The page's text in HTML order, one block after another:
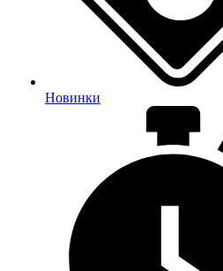
Новинки